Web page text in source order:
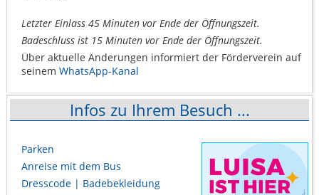
Letzter Einlass 45 Minuten vor Ende der Öffnungszeit.
Badeschluss ist 15 Minuten vor Ende der Öffnungszeit.
Über aktuelle Änderungen informiert der Förderverein auf
seinem WhatsApp-Kanal
Infos zu Ihrem Besuch ...
Parken
Anreise mit dem Bus
Dresscode | Badebekleidung